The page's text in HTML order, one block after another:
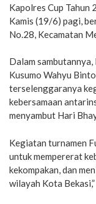
Kapolres Cup Tahun
Kamis (19/6) pagi,
No.28, Kecamatan
Dalam
Kusumo Wahyu
terselenggaranya
kebersamaan
menyambut Hari
Kegiatan turnamen
untuk mempererat
kekompakan, dan
wilayah Kota